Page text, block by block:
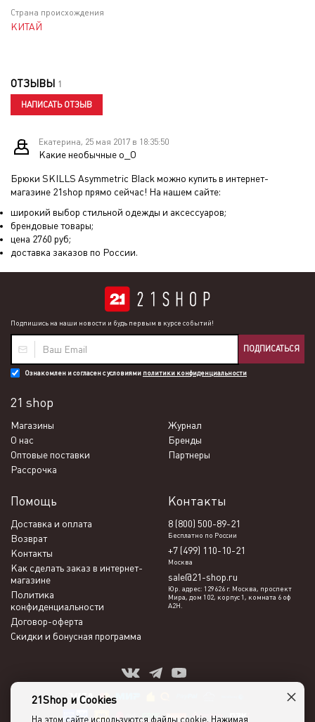
Страна происхождения
КИТАЙ
ОТЗЫВЫ 1
НАПИСАТЬ ОТЗЫВ
Екатерина, 25 мая 2017 в 18:35:50
Какие необычные о_О
Брюки SKILLS Asymmetric Black можно купить в интернет-
магазине 21shop прямо сейчас! На нашем сайте:
широкий выбор стильной одежды и аксессуаров;
брендовые товары;
цена 2760 руб;
доставка заказов по России.
Подпишись на наши новости и будь первым в курсе событий!
ПОДПИСАТЬСЯ
Ознакомлен и согласен с условиями политики конфиденциальности
21 shop
Магазины
Журнал
О нас
Бренды
Оптовые поставки
Партнеры
Рассрочка
Помощь
Доставка и оплата
Возврат
Контакты
Как сделать заказ в интернет-
магазине
Политика
конфиденциальности
Договор-оферта
Скидки и бонусная программа
Контакты
8 (800) 500-89-21
Бесплатно по России
+7 (499) 110-10-21
Москва
sale@21-shop.ru
Юр. адрес: 129626 г. Москва, проспект
Мира, дом 102, корпус 1, комната 6 оф
А2Н.
21Shop и Cookies
На этом сайте используются файлы cookie. Нажимая
×